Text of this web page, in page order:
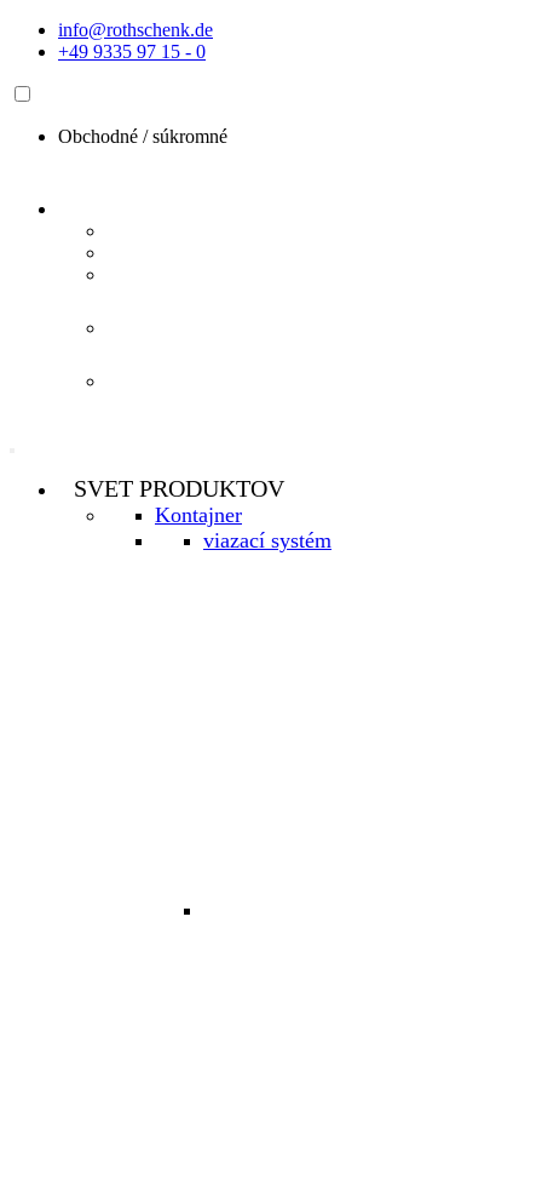
Preskočiťinfo@rothschenk.de
+49 9335 97 15 - 0
Obchodné / súkromné
SVET PRODUKTOV
Kontajner
viazací systém